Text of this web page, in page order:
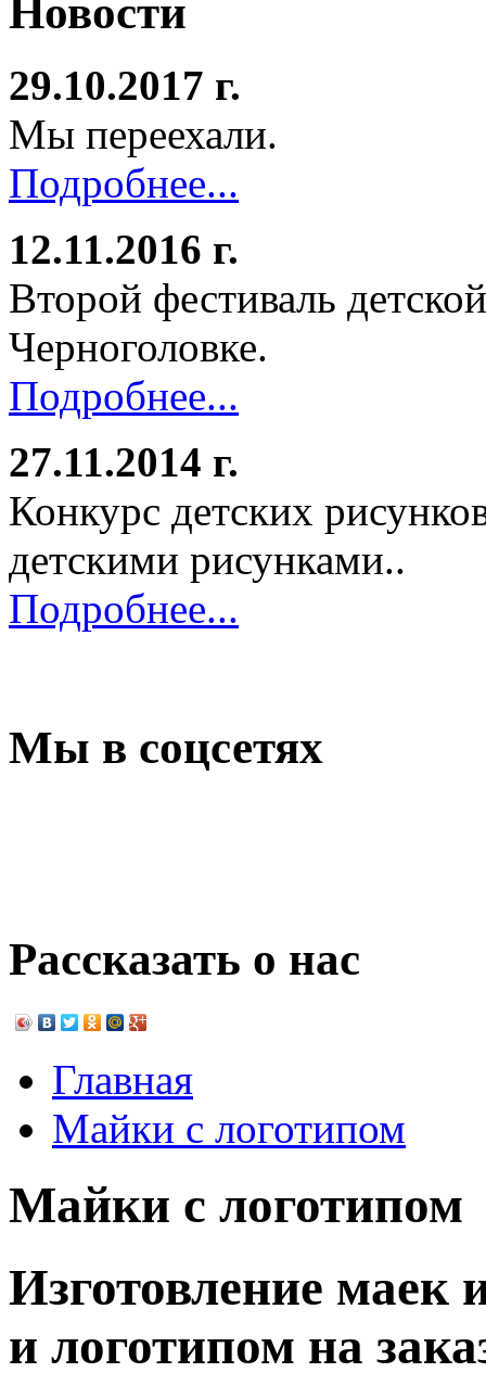
Новости
29.10.2017 г.
Мы переехали.
Подробнее...
12.11.2016 г.
Второй фестиваль
Черноголовке.
Подробнее...
27.11.2014 г.
Конкурс детских
детскими рисунками..
Подробнее...
Мы в соцсетях
Рассказать о нас
Главная
Майки с логотипом
Майки с логотипом
Изготовление маек
и логотипом на